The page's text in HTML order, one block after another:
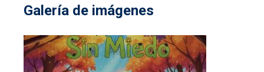
Galería de imágenes